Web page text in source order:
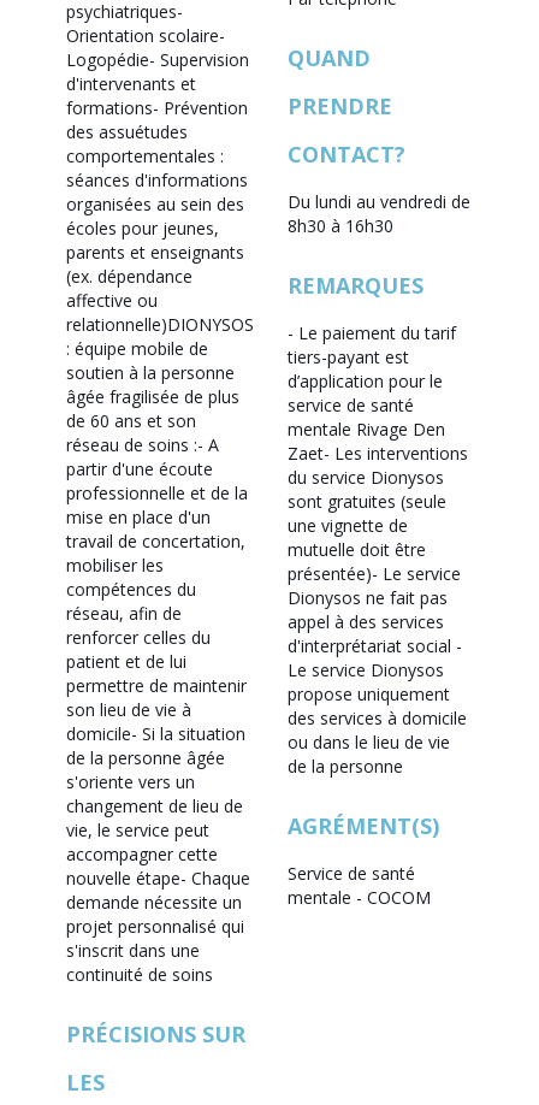
psychiatriques-
Orientation scolaire-
Logopédie- Supervision
d'intervenants et
formations- Prévention
des assuétudes
comportementales :
séances d'informations
organisées au sein des
écoles pour jeunes,
parents et enseignants
(ex. dépendance
affective ou
relationnelle)DIONYSOS
: équipe mobile de
soutien à la personne
âgée fragilisée de plus
de 60 ans et son
réseau de soins :- A
partir d'une écoute
professionnelle et de la
mise en place d'un
travail de concertation,
mobiliser les
compétences du
réseau, afin de
renforcer celles du
patient et de lui
permettre de maintenir
son lieu de vie à
domicile- Si la situation
de la personne âgée
s'oriente vers un
changement de lieu de
vie, le service peut
accompagner cette
nouvelle étape- Chaque
demande nécessite un
projet personnalisé qui
s'inscrit dans une
continuité de soins
PRÉCISIONS SUR
LES
QUAND
PRENDRE
CONTACT?
Du lundi au vendredi de
8h30 à 16h30
REMARQUES
- Le paiement du tarif
tiers-payant est
d’application pour le
service de santé
mentale Rivage Den
Zaet- Les interventions
du service Dionysos
sont gratuites (seule
une vignette de
mutuelle doit être
présentée)- Le service
Dionysos ne fait pas
appel à des services
d'interprétariat social -
Le service Dionysos
propose uniquement
des services à domicile
ou dans le lieu de vie
de la personne
AGRÉMENT(S)
Service de santé
mentale - COCOM